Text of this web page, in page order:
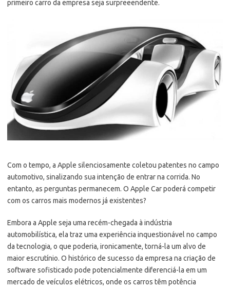
primeiro carro da empresa seja surpreeendente.
Com o tempo, a Apple silenciosamente coletou patentes no campo
automotivo, sinalizando sua intenção de entrar na corrida. No
entanto, as perguntas permanecem. O Apple Car poderá competir
com os carros mais modernos já existentes?
Embora a Apple seja uma recém-chegada à indústria
automobilística, ela traz uma experiência inquestionável no campo
da tecnologia, o que poderia, ironicamente, torná-la um alvo de
maior escrutínio. O histórico de sucesso da empresa na criação de
software sofisticado pode potencialmente diferenciá-la em um
mercado de veículos elétricos, onde os carros têm potência